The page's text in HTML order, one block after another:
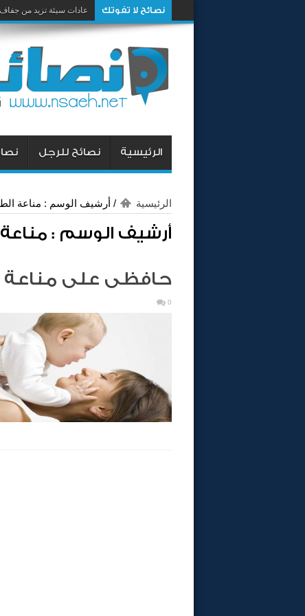
نصائح لا تفوتك عادات سيئة تزيد من
الرئيسية نصائح للرجل
الرئيسية / أرشيف الوسم : مناعة
أرشيف الوسم :
حافظى على مناعة
0